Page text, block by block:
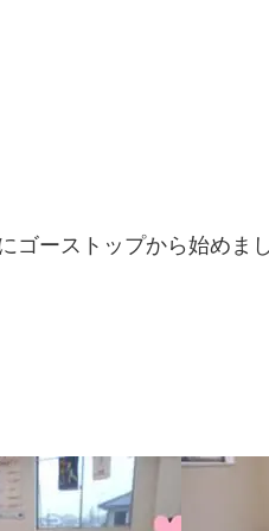
ゴーストップから始めま